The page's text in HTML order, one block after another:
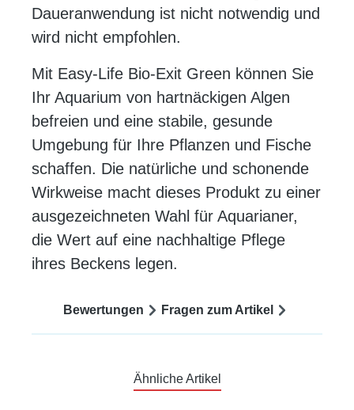
Daueranwendung ist nicht notwendig und
wird nicht empfohlen.
Mit Easy-Life Bio-Exit Green können Sie
Ihr Aquarium von hartnäckigen Algen
befreien und eine stabile, gesunde
Umgebung für Ihre Pflanzen und Fische
schaffen. Die natürliche und schonende
Wirkweise macht dieses Produkt zu einer
ausgezeichneten Wahl für Aquarianer,
die Wert auf eine nachhaltige Pflege
ihres Beckens legen.
Bewertungen Fragen zum Artikel
Ähnliche Artikel